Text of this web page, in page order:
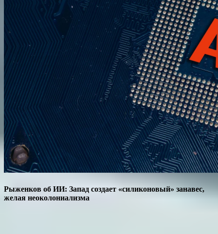
Рыженков об ИИ: Запад создает «силиконовый» занавес,
желая неоколониализма